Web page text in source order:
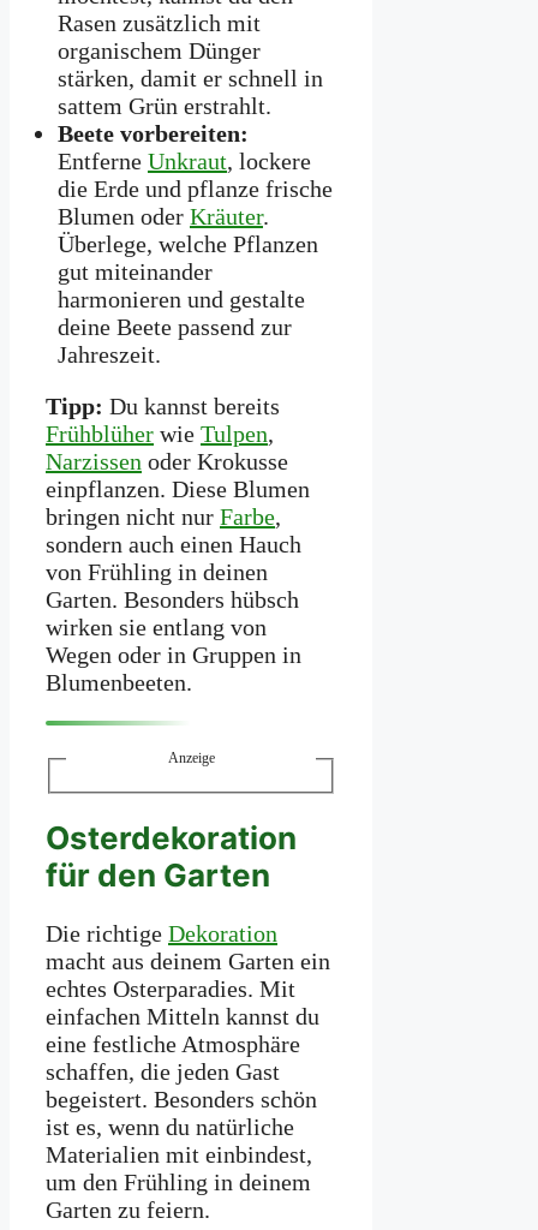
Rasen zusätzlich mit
organischem Dünger
stärken, damit er schnell in
sattem Grün erstrahlt.
Beete vorbereiten:
Entferne Unkraut, lockere
die Erde und pflanze frische
Blumen oder Kräuter.
Überlege, welche Pflanzen
gut miteinander
harmonieren und gestalte
deine Beete passend zur
Jahreszeit.
Tipp: Du kannst bereits
Frühblüher wie Tulpen,
Narzissen oder Krokusse
einpflanzen. Diese Blumen
bringen nicht nur Farbe,
sondern auch einen Hauch
von Frühling in deinen
Garten. Besonders hübsch
wirken sie entlang von
Wegen oder in Gruppen in
Blumenbeeten.
Anzeige
Osterdekoration
für den Garten
Die richtige Dekoration
macht aus deinem Garten ein
echtes Osterparadies. Mit
einfachen Mitteln kannst du
eine festliche Atmosphäre
schaffen, die jeden Gast
begeistert. Besonders schön
ist es, wenn du natürliche
Materialien mit einbindest,
um den Frühling in deinem
Garten zu feiern.